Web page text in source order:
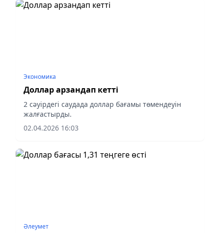
Экономика
Доллар арзандап кетті
2 сәуірдегі саудада доллар бағамы төмендеуін
жалғастырды.
02.04.2026 16:03
Әлеумет